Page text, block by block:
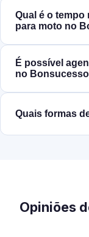
Qual é o
para moto no
É possível
no
Quais formas
Opiniões